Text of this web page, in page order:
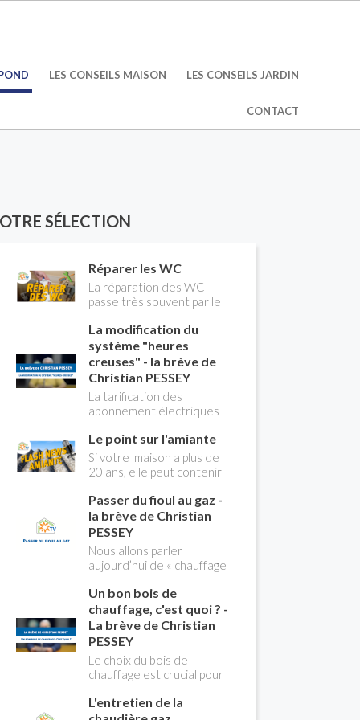
LES CONSEILS MAISON LES CONSEILS JARDIN
CONTACT
SÉLECTION
Réparer les WC
La réparation des WC
passe très souvent par le
flotteur. Tuto pour tout
vous expliquer
La modification du
système "heures
creuses" - la brève de
Christian PESSEY
La tarification des
abonnement électriques
longtemps deux
possibilités : heures
pleines, heures creuses.
Aujourd'hui Christian
PESSEY vous explique tout
ce qu'il faut savoir sur la
nouvelle modification du
système "heures creuses"
qui concerne près de 15
millions de Français !
Le point sur l'amiante
Si votre maison a plus de
20 ans, elle peut contenir
contenant de l'amiante) !
Pas de panique, on fait le
point dans notre flash
news n°3 spéciale
Amiante et ses dangers
avec Christian Pessey
Passer du fioul au gaz -
la brève de Christian
PESSEY
Nous allons parler
aujourd’hui de « chauffage
du changement d’énergie.
Nous allons aborder
l’abandon du fioul au profit
du gaz.
Un bon bois de
chauffage, c'est quoi ? -
La brève de Christian
PESSEY
Le choix du bois de
chauffage est crucial pour
rendement énergétique
L'entretien de la